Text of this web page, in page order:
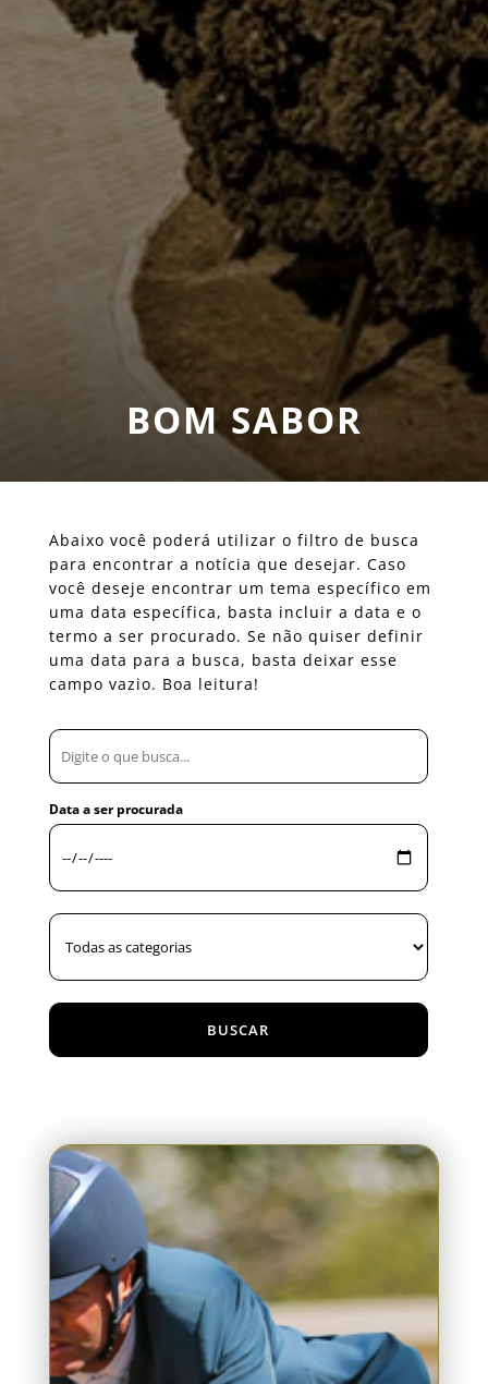
BOM SABOR
Abaixo você poderá utilizar o filtro de busca
para encontrar a notícia que desejar. Caso
você deseje encontrar um tema específico em
uma data específica, basta incluir a data e o
termo a ser procurado. Se não quiser definir
uma data para a busca, basta deixar esse
campo vazio. Boa leitura!